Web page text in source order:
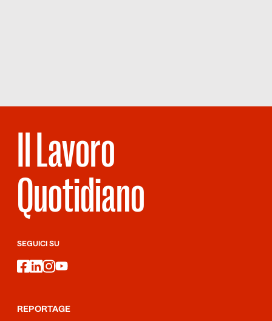
Il Lavoro
Quotidiano
SEGUICI SU
facebook
linkedin
instagram
youtube
REPORTAGE